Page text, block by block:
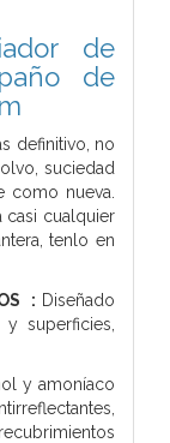
de
de
definitivo, no
suciedad
como nueva.
casi cualquier
tenlo en
: Diseñado
superficies,
y amoníaco